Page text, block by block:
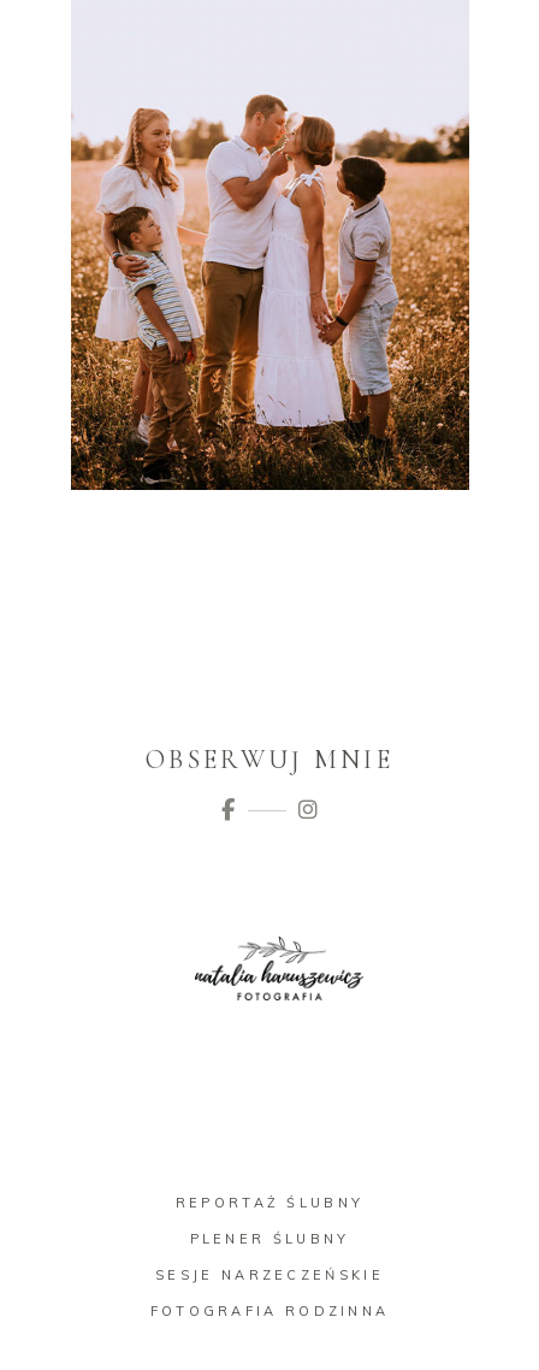
OBSERWUJ MNIE
REPORTAŻ ŚLUBNY
PLENER ŚLUBNY
SESJE NARZECZEŃSKIE
FOTOGRAFIA RODZINNA